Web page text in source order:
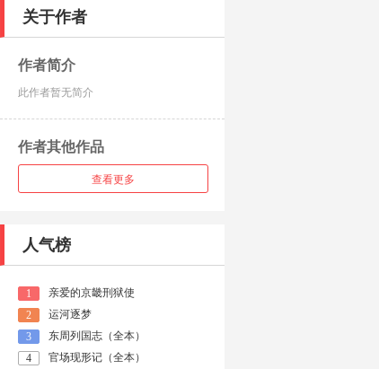
关于作者
作者简介
此作者暂无简介
作者其他作品
查看更多
人气榜
1 亲爱的京畿刑狱使
2 运河逐梦
3 东周列国志（全本）
4 官场现形记（全本）